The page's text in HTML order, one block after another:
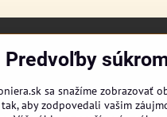
Predvoľby
sa snažíme zobrazovať
aby zodpovedali vašim